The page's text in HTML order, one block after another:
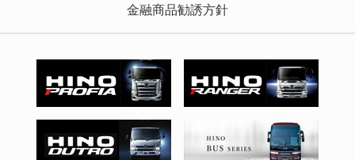
金融商品勧誘方針